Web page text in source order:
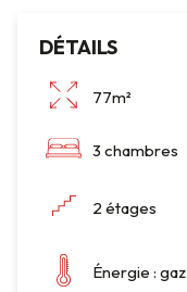
DÉTAILS
77m²
3 chambres
2 étages
Énergie : gaz